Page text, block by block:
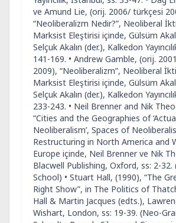
ve Amund Lie, (orij. 2006/ türkçesi
“Neoliberalizm Nedir?”, Neoliberal
Marksist Eleştirisi içinde, Gülsüm
Selçuk Akalın (der.), Kalkedon
141-169. • Andrew Gamble, (orij.
2009), “Neoliberalizm”, Neoliberal
Marksist Eleştirisi içinde, Gülsüm
Selçuk Akalın (der.), Kalkedon
233-243. • Neil Brenner and Nik
“Cities and the Geographies of
Neoliberalism’, Spaces of
Restructuring in North America and
Europe içinde, Neil Brenner ve Nik
Blacwell Publishing, Oxford, ss: 2-32.
School) • Stuart Hall, (1990), “The
Right Show”, in The Politics of
Hall & Martin Jacques (edts.),
Wishart, London, ss: 19-39. (Neo-